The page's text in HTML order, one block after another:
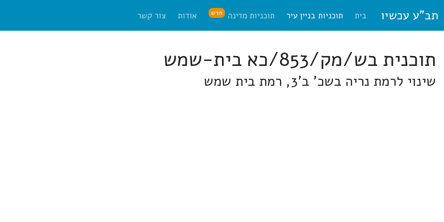
תב"ע עכשיו בית תוכניות בניין עיר תוכניות מדינה חדש אודות צור קשר
תוכנית בש/מק/853/כא בית-שמש
שינוי לרמת נריה בשכ' ב'3, רמת בית שמש